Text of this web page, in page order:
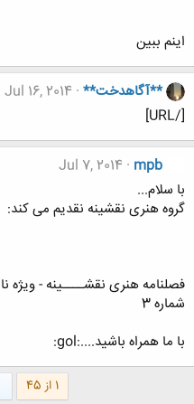
اینم ببین
**آگاهدخت** Jul 16, 2014
[/URL]
mpb
Jul 7, 2014
با سلام...
گروه هنری نقشینه نقدیم می کند:
شماره 3
با ما همراه باشید....:gol:
1 از 45